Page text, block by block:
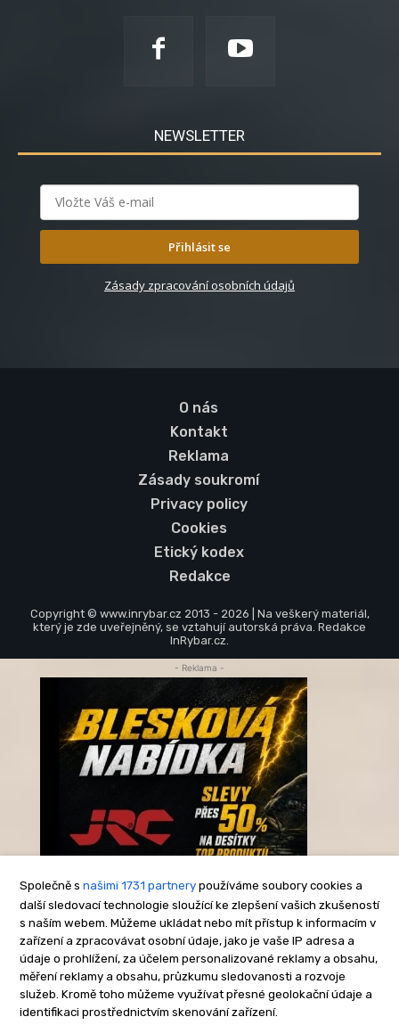
NEWSLETTER
Přihlásit se
Zásady zpracování osobních údajů
O nás
Kontakt
Reklama
Zásady soukromí
Privacy policy
Cookies
Etický kodex
Redakce
Copyright © www.inrybar.cz 2013 - 2026 | Na veškerý materiál,
který je zde uveřejněný, se vztahují autorská práva. Redakce
InRybar.cz.
Společně s našimi 1731 partnery používáme soubory cookies a
další sledovací technologie sloužící ke zlepšení vašich zkušeností
s naším webem. Můžeme ukládat nebo mít přístup k informacím v
zařízení a zpracovávat osobní údaje, jako je vaše IP adresa a
údaje o prohlížení, za účelem personalizované reklamy a obsahu,
měření reklamy a obsahu, průzkumu sledovanosti a rozvoje
služeb. Kromě toho můžeme využívat přesné geolokační údaje a
identifikaci prostřednictvím skenování zařízení.
- Reklama -
-Reklama-